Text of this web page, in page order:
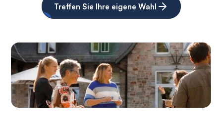
Treffen Sie Ihre eigene Wahl